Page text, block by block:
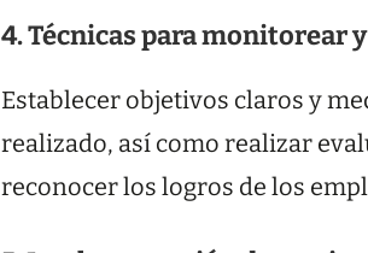
4. Técnicas para monitorear
Establecer objetivos claros y
realizado, así como realizar
reconocer los logros de los